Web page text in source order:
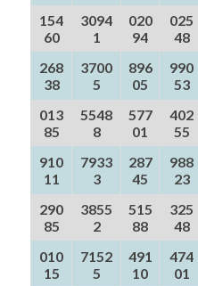
154
60
3094
1
020
94
025
48
268
38
3700
5
896
05
990
53
013
85
5548
8
577
01
402
55
910
11
7933
3
287
45
988
23
290
85
3855
2
515
88
325
48
010
15
7152
5
491
10
474
01